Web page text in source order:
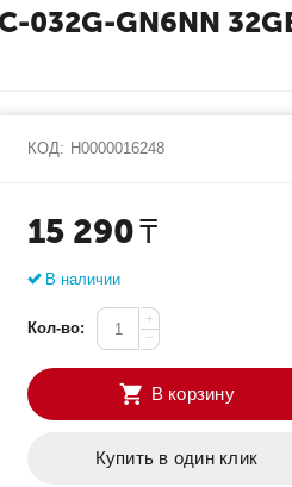
032G-GN6NN
КОД: Н0000016248
15 290 ₸
В наличии
Кол-во:
+
−
В корзину
Купить в один клик